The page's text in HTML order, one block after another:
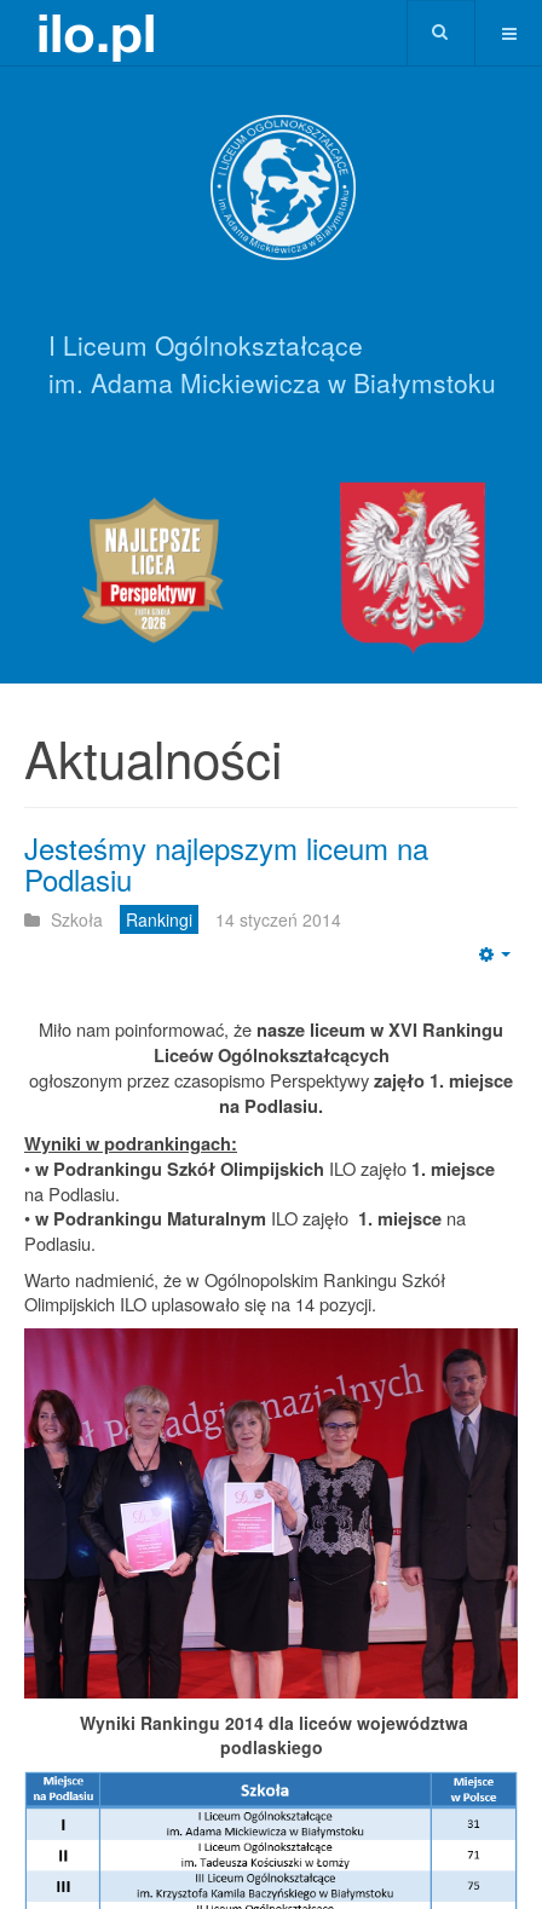
I Liceum Ogólnokształcące
im. Adama Mickiewicza w Białymstoku
Aktualności
Jesteśmy najlepszym liceum na
Podlasiu
Szkoła Rankingi 14 styczeń 2014
Miło nam poinformować, że nasze liceum w XVI Rankingu
Liceów Ogólnokształcących
ogłoszonym przez czasopismo Perspektywyzajęło 1. miejsce
na Podlasiu.
Wyniki w podrankingach:
•w Podrankingu Szkół Olimpijskich ILO zajęło 1. miejsce
na Podlasiu.
•w Podrankingu Maturalnym ILO zajęło 1. miejsce na
Podlasiu.
Warto nadmienić, że w Ogólnopolskim Rankingu Szkół
Olimpijskich ILO uplasowało się na 14 pozycji.
Wyniki Rankingu 2014 dla liceów województwa
podlaskiego